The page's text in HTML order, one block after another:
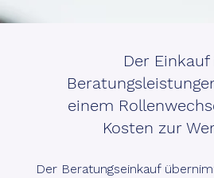
Der
einem
Kosten zur
Der Beratungseinkauf